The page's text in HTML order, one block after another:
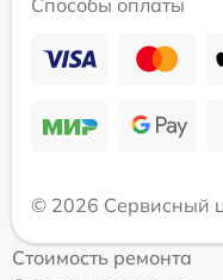
© 2026 Сервисный
Стоимость ремонта